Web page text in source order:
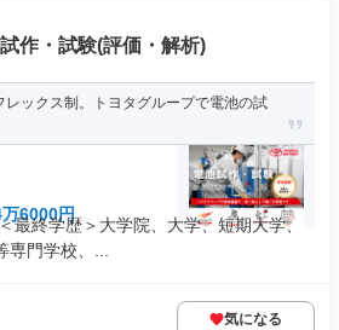
作・試験(評価・解析)
ックス制。トヨタグループで電池の試
6000円
最終学歴＞大学院、大学、短期大学、
門学校、...
気になる